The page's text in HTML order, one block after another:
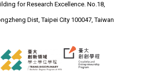
for Research Excellence. No.18,
Dist, Taipei City 100047, Taiwan